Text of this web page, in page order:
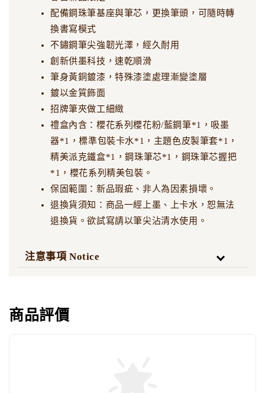
配備鋼珠筆基座與筆芯，更換筆頭，可隨時轉
換書寫模式
不鏽鋼筆尖強韌光澤，經久耐用
創新供墨科技，速乾順滑
筆身黃銅鍍漆，特殊漆塗處理漸變塗層
鍍以金質飾面
招牌筆夾做工細緻
禮盒內含：櫻花系列櫻花粉/藍鋼筆*1，吸墨
器*1，標準包裝卡水*1，主題色皮製筆套*1，
精美派克鐵盒*1，鋼珠筆芯*1，鋼珠筆芯握把
*1，櫻花系列精美包裝。
保固範圍：新品瑕疵、非人為因素損壞。
退換貨須知：商品一經上墨、上卡水，恕無法
退換貨。欲試寫請以筆尖沾清水使用。
注意事項 Notice
商品評價